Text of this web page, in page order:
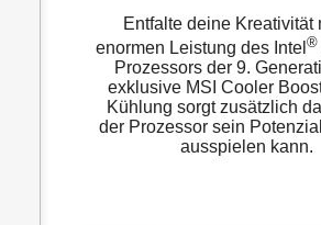
Entfalte deine Kreativität
enormen Leistung des Intel ®
Prozessors der 9.
exklusive MSI Cooler
Kühlung sorgt zusätzlich
der Prozessor sein
ausspielen kann.